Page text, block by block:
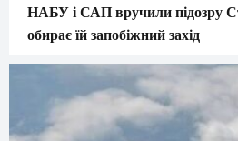
НАБУ і САП вручили підозру
обирає їй запобіжний захід